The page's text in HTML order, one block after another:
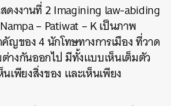
ดงงานที่ 2Imagining law-abiding
– Patiwat – K เป็นภาพ
ญของ 4 นักโทษทางการเมือง ที่วาด
างกันออกไป มีทั้งแบบเห็นเต็มตัว
เพียงสิ่งของ และเห็นเพียง